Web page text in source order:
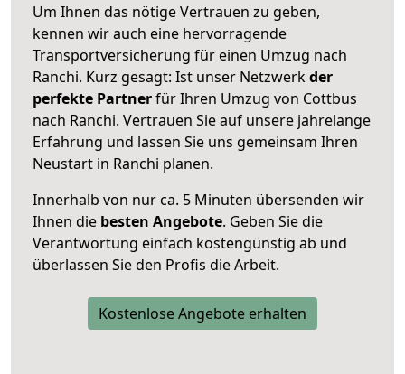
Um Ihnen das nötige Vertrauen zu geben,
kennen wir auch eine hervorragende
Transportversicherung für einen Umzug nach
Ranchi. Kurz gesagt: Ist unser Netzwerkder
perfekte Partnerfür Ihren Umzug von Cottbus
nach Ranchi. Vertrauen Sie auf unsere jahrelange
Erfahrung und lassen Sie uns gemeinsam Ihren
Neustart in Ranchi planen.
Innerhalb von nur ca. 5 Minuten übersenden wir
Ihnen die besten Angebote. Geben Sie die
Verantwortung einfach kostengünstig ab und
überlassen Sie den Profis die Arbeit.
Kostenlose Angebote erhalten